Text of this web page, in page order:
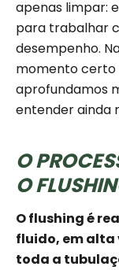
apenas limpar:
para trabalhar
desempenho.
momento certo
aprofundamos
entender ainda
O
O
O flushing é
fluido, em alta
toda a